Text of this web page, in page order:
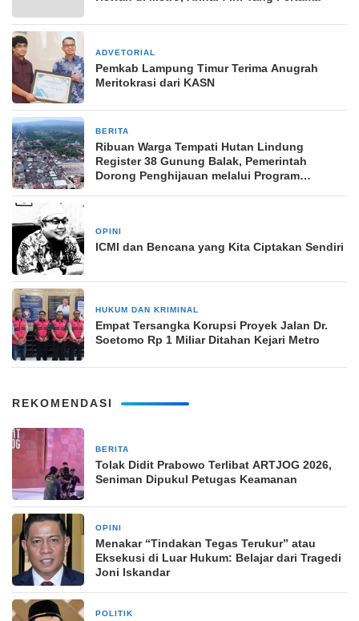
ADVETORIAL
Pemkab Lampung Timur Terima Anugrah
Meritokrasi dari KASN
BERITA
Ribuan Warga Tempati Hutan Lindung
Register 38 Gunung Balak, Pemerintah
Dorong Penghijauan melalui Program
OPINI
ICMI dan Bencana yang Kita Ciptakan Sendiri
HUKUM DAN KRIMINAL
Empat Tersangka Korupsi Proyek Jalan Dr.
Soetomo Rp 1 Miliar Ditahan Kejari Metro
REKOMENDASI
BERITA
Tolak Didit Prabowo Terlibat ARTJOG 2026,
Seniman Dipukul Petugas Keamanan
OPINI
Menakar “Tindakan Tegas Terukur” atau
Eksekusi di Luar Hukum: Belajar dari Tragedi
Joni Iskandar
POLITIK